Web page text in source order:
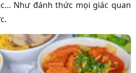
Như đánh thức mọi giác quan